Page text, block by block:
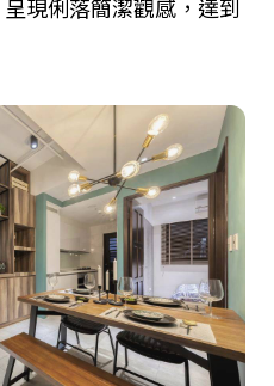
現俐落簡潔觀感，達到